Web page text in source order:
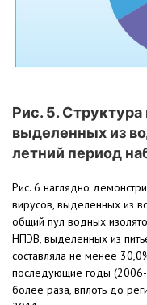
Рис. 5.
выделенных из
летний период
Рис. 6 наглядно
вирусов, выделенных из
общий пул водных
НПЭВ, выделенных из
составляла не менее
последующие годы (2006-
более раза, вплоть до